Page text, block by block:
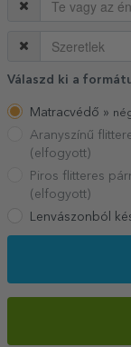
Válaszd ki a
Matracvédő »
Aranyszínű
(elfogyott)
Piros flitteres
(elfogyott)
Lenvászonból